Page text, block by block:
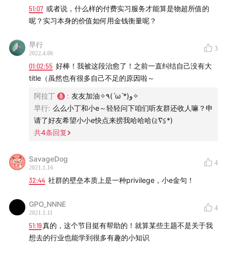
们～
【收听方式
◆ 我们强烈推荐你使用 小宇宙App 订阅收听，并在评论
区给我们留言
◆ 或者使用 喜马拉雅 、苹果Podcast 等平台订阅我们
Music：
Jónsi – We Bought A Zoo
告五人 – 从没去过巴塞隆纳
51:07 或者说，什么样的付费实习服务才能算是物超所值的
呢？实习本身的价值如何用金钱衡量呢？
早行
2022.4.06
3
01:02:55 好棒！我被这段治愈了！之前一直纠结自己没有大
title（虽然也有很多自己不足的原因啦～
阿拉丁 :
友友加油✧٩(ˊωˋ*)و✧
早行: 么么小丁和小e～轻轻问下咱们听友群还收人嘛？申
请了好友希望小小e快点来捞我哈哈哈(≧∇≦*)
共4条回复
SavageDog
2021.1.16
4
32:44 社群的壁垒本质上是一种privilege，小e金句！
GPO_NNNE
2021.1.11
4
51:19真的，这个节目挺有帮助的！就算某些主题不是关于我
想去的行业也能学到很多有趣的小知识